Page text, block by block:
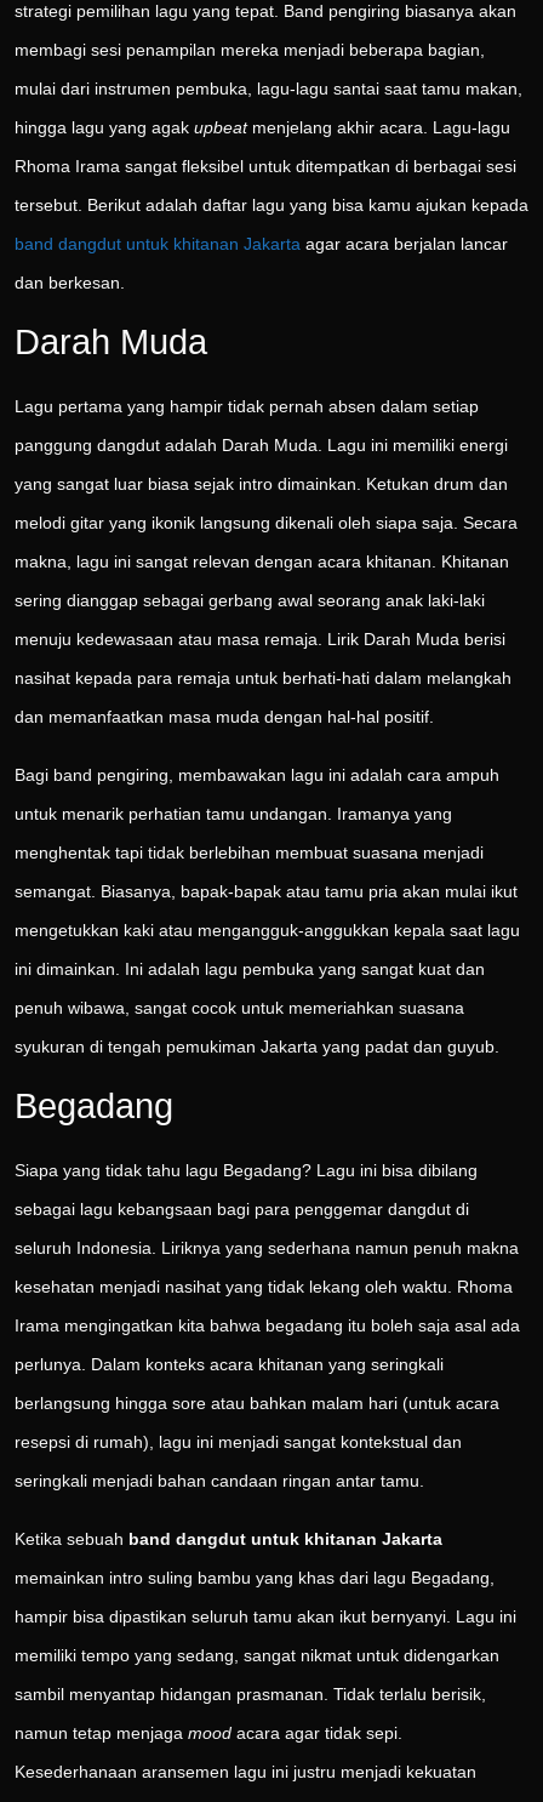
strategi pemilihan lagu yang tepat. Band pengiring biasanya akan
membagi sesi penampilan mereka menjadi beberapa bagian,
mulai dari instrumen pembuka, lagu-lagu santai saat tamu makan,
hingga lagu yang agak upbeatmenjelang akhir acara. Lagu-lagu
Rhoma Irama sangat fleksibel untuk ditempatkan di berbagai sesi
tersebut. Berikut adalah daftar lagu yang bisa kamu ajukan kepada
band dangdut untuk khitanan Jakarta agar acara berjalan lancar
dan berkesan.
Darah Muda
Lagu pertama yang hampir tidak pernah absen dalam setiap
panggung dangdut adalah Darah Muda. Lagu ini memiliki energi
yang sangat luar biasa sejak intro dimainkan. Ketukan drum dan
melodi gitar yang ikonik langsung dikenali oleh siapa saja. Secara
makna, lagu ini sangat relevan dengan acara khitanan. Khitanan
sering dianggap sebagai gerbang awal seorang anak laki-laki
menuju kedewasaan atau masa remaja. Lirik Darah Muda berisi
nasihat kepada para remaja untuk berhati-hati dalam melangkah
dan memanfaatkan masa muda dengan hal-hal positif.
Bagi band pengiring, membawakan lagu ini adalah cara ampuh
untuk menarik perhatian tamu undangan. Iramanya yang
menghentak tapi tidak berlebihan membuat suasana menjadi
semangat. Biasanya, bapak-bapak atau tamu pria akan mulai ikut
mengetukkan kaki atau mengangguk-anggukkan kepala saat lagu
ini dimainkan. Ini adalah lagu pembuka yang sangat kuat dan
penuh wibawa, sangat cocok untuk memeriahkan suasana
syukuran di tengah pemukiman Jakarta yang padat dan guyub.
Begadang
Siapa yang tidak tahu lagu Begadang? Lagu ini bisa dibilang
sebagai lagu kebangsaan bagi para penggemar dangdut di
seluruh Indonesia. Liriknya yang sederhana namun penuh makna
kesehatan menjadi nasihat yang tidak lekang oleh waktu. Rhoma
Irama mengingatkan kita bahwa begadang itu boleh saja asal ada
perlunya. Dalam konteks acara khitanan yang seringkali
berlangsung hingga sore atau bahkan malam hari (untuk acara
resepsi di rumah), lagu ini menjadi sangat kontekstual dan
seringkali menjadi bahan candaan ringan antar tamu.
Ketika sebuah band dangdut untuk khitanan Jakarta
memainkan intro suling bambu yang khas dari lagu Begadang,
hampir bisa dipastikan seluruh tamu akan ikut bernyanyi. Lagu ini
memiliki tempo yang sedang, sangat nikmat untuk didengarkan
sambil menyantap hidangan prasmanan. Tidak terlalu berisik,
namun tetap menjaga mood acara agar tidak sepi.
Kesederhanaan aransemen lagu ini justru menjadi kekuatan